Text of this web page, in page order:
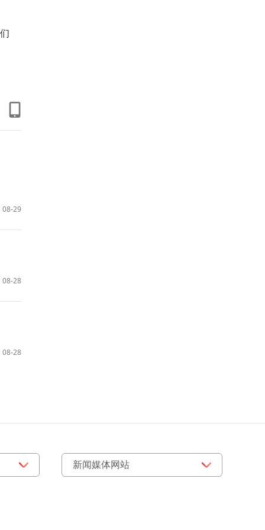
08-29
08-28
08-28